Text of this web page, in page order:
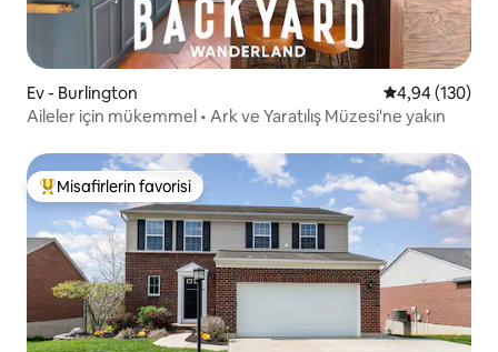
Ev - Burlington 5 üzerinden
4,94 (130)
Aileler için mükemmel • Ark ve Yaratılış Müzesi'ne yakın
Misafirlerin favorilerinden en beğenilenler arasında
Misafirlerin favorisi